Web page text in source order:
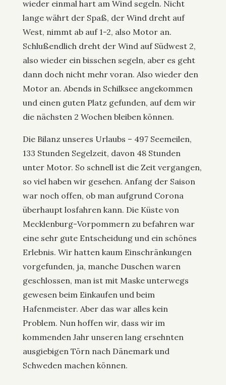
wieder einmal hart am Wind segeln. Nicht
lange währt der Spaß, der Wind dreht auf
West, nimmt ab auf 1-2, also Motor an.
Schlußendlich dreht der Wind auf Südwest 2,
also wieder ein bisschen segeln, aber es geht
dann doch nicht mehr voran. Also wieder den
Motor an. Abends in Schilksee angekommen
und einen guten Platz gefunden, auf dem wir
die nächsten 2 Wochen bleiben können.
Die Bilanz unseres Urlaubs – 497 Seemeilen,
133 Stunden Segelzeit, davon 48 Stunden
unter Motor. So schnell ist die Zeit vergangen,
so viel haben wir gesehen. Anfang der Saison
war noch offen, ob man aufgrund Corona
überhaupt losfahren kann. Die Küste von
Mecklenburg-Vorpommern zu befahren war
eine sehr gute Entscheidung und ein schönes
Erlebnis. Wir hatten kaum Einschränkungen
vorgefunden, ja, manche Duschen waren
geschlossen, man ist mit Maske unterwegs
gewesen beim Einkaufen und beim
Hafenmeister. Aber das war alles kein
Problem. Nun hoffen wir, dass wir im
kommenden Jahr unseren lang ersehnten
ausgiebigen Törn nach Dänemark und
Schweden machen können.